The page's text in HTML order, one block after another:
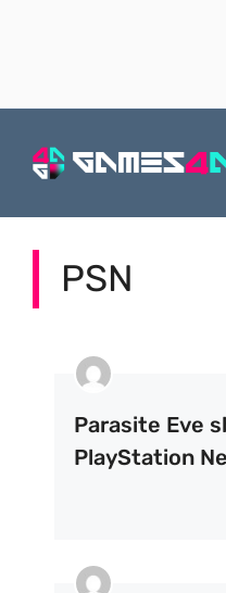
PSN
Parasite Eve
PlayStation